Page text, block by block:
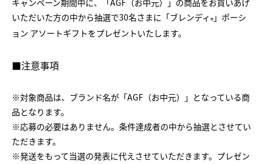
いただいた方の中から抽選で30名さまに「ブレンディ®」ポーシ
ョン アソートギフトをプレゼントいたします。
■注意事項
※対象商品は、ブランド名が「AGF（お中元）」となっている商
品となります。
※応募の必要はありません。条件達成者の中から抽選とさせてい
ただきます。
※発送をもって当選の発表に代えさせていただきます。プレゼン